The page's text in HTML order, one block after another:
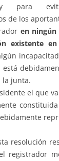
para
de los
en ningún
existente
la junta.
el que
resolución
registrador